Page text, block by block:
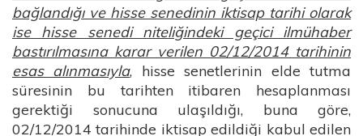
bağlandığı ve hisse senedinin iktisap tarihi olarak
ise hisse senedi niteliğindeki geçici ilmühaber
bastırılmasına karar verilen 02/12/2014 tarihinin
esas alınmasıyla, hisse senetlerinin elde tutma
süresinin bu tarihten itibaren hesaplanması
gerektiği sonucuna ulaşıldığı, buna göre,
02/12/2014 tarihinde iktisap edildiği kabul edilen